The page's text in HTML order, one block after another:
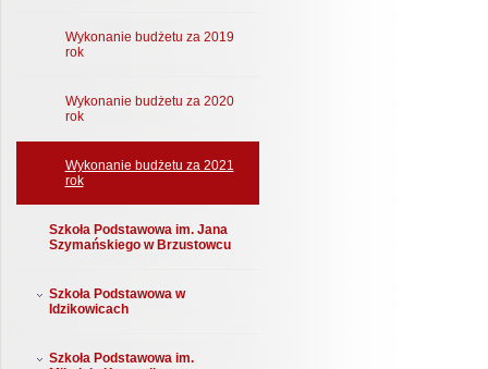
Wykonanie budżetu za 2019
rok
Wykonanie budżetu za 2020
rok
Wykonanie budżetu za 2021
rok
Szkoła Podstawowa im. Jana
Szymańskiego w Brzustowcu
Szkoła Podstawowa w
Idzikowicach
Szkoła Podstawowa im.